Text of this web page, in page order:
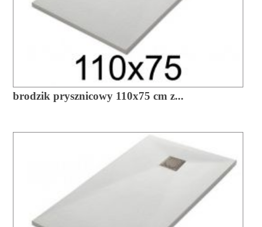
brodzik prysznicowy 110x75 cm z...